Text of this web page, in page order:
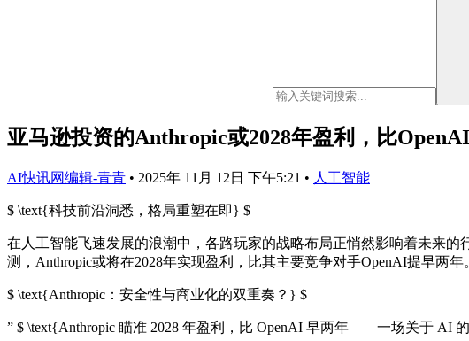
亚马逊投资的Anthropic或2028年盈利，比
AI快讯网编辑-青青 • 2025年 11月 12日 下午5:21 • 人工智能
$ \text{科技前沿洞悉，格局重塑在即} $
在人工智能飞速发展的浪潮中，各路玩家的战略布局正悄然影响着未来的
测，Anthropic或将在2028年实现盈利，比其主要竞争对手OpenAI提早两
$ \text{Anthropic：安全性与商业化的双重奏？} $
” $ \text{Anthropic 瞄准 2028 年盈利，比 OpenAI 早两年——一场关于 AI